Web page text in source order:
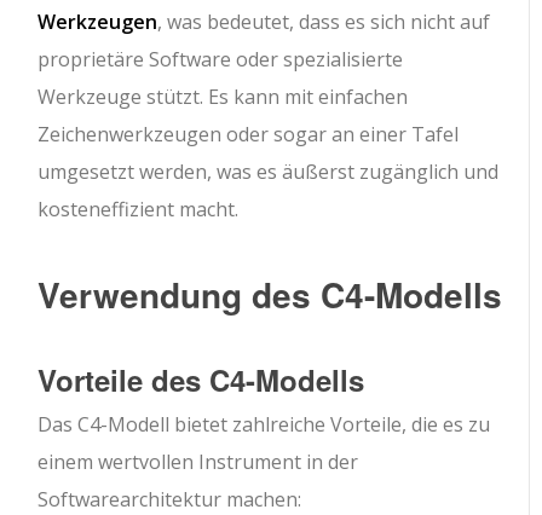
Werkzeugen, was bedeutet, dass es sich nicht auf
proprietäre Software oder spezialisierte
Werkzeuge stützt. Es kann mit einfachen
Zeichenwerkzeugen oder sogar an einer Tafel
umgesetzt werden, was es äußerst zugänglich und
kosteneffizient macht.
Verwendung des C4-Modells
Vorteile des C4-Modells
Das C4-Modell bietet zahlreiche Vorteile, die es zu
einem wertvollen Instrument in der
Softwarearchitektur machen: